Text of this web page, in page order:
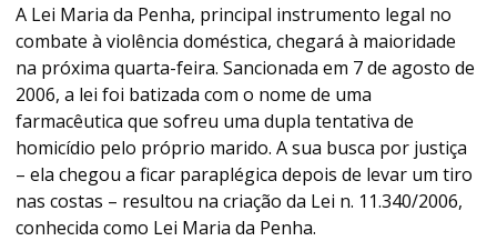
A Lei Maria da Penha, principal instrumento legal no
combate à violência doméstica, chegará à maioridade
na próxima quarta-feira. Sancionada em 7 de agosto de
2006, a lei foi batizada com o nome de uma
farmacêutica que sofreu uma dupla tentativa de
homicídio pelo próprio marido. A sua busca por justiça
– ela chegou a ficar paraplégica depois de levar um tiro
nas costas – resultou na criação da Lei n. 11.340/2006,
conhecida como Lei Maria da Penha.